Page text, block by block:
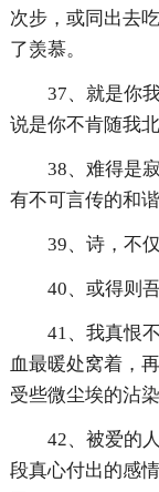
次步，或同出去
了羡慕。
37、就是你
说是你不肯随我北
38、难得是
有不可言传的和
39、诗，不
40、或得则
41、我真恨
血最暖处窝着，
受些微尘埃的沾染
42、被爱的
段真心付出的感